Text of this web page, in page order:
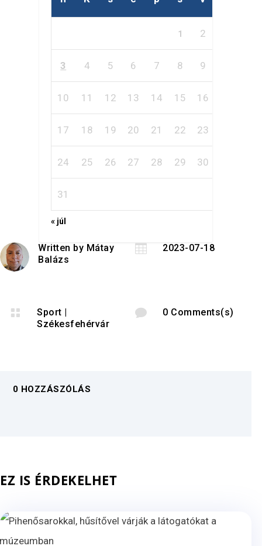
1 2
3 4 5 6 7 8 9
10 11 12 13 14 15 16
17 18 19 20 21 22 23
24 25 26 27 28 29 30
31
« júl
Written by Mátay
Balázs
 2023-07-18
 Sport
Székesfehérvár
 0 Comments(s)
0 HOZZÁSZÓLÁS
EZ IS ÉRDEKELHET